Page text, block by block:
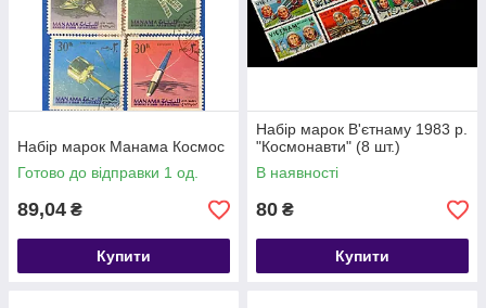
Набір марок Манама Космос
Готово до відправки 1 од.
89,04 ₴
Купити
Набір марок В'єтнаму 1983 р.
"Космонавти" (8 шт.)
В наявності
80 ₴
Купити